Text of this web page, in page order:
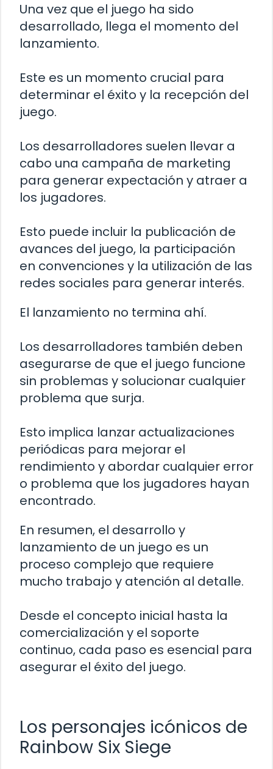
Una vez que el juego ha sido
desarrollado, llega el momento del
lanzamiento.
Este es un momento crucial para
determinar el éxito y la recepción del
juego.
Los desarrolladores suelen llevar a
cabo una campaña de marketing
para generar expectación y atraer a
los jugadores.
Esto puede incluir la publicación de
avances del juego, la participación
en convenciones y la utilización de las
redes sociales para generar interés.
El lanzamiento no termina ahí.
Los desarrolladores también deben
asegurarse de que el juego funcione
sin problemas y solucionar cualquier
problema que surja.
Esto implica lanzar actualizaciones
periódicas para mejorar el
rendimiento y abordar cualquier error
o problema que los jugadores hayan
encontrado.
En resumen, el desarrollo y
lanzamiento de un juego es un
proceso complejo que requiere
mucho trabajo y atención al detalle.
Desde el concepto inicial hasta la
comercialización y el soporte
continuo, cada paso es esencial para
asegurar el éxito del juego.
Los personajes icónicos de
Rainbow Six Siege